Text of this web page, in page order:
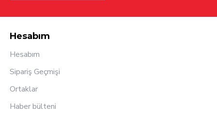
Hesabım
Hesabım
Sipariş Geçmişi
Ortaklar
Haber bülteni